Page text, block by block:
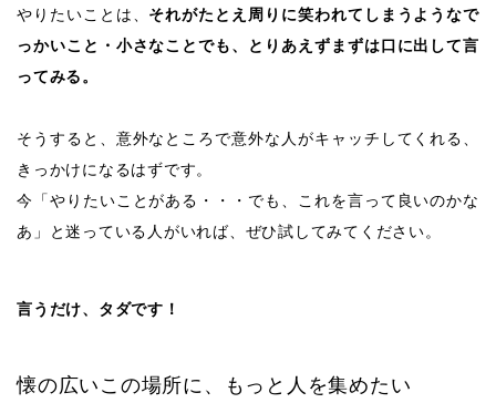
やりたいことは、 それがたとえ周りに笑われてしまうようなで
っかいこと・小さなことでも、とりあえずまずは口に出して言
ってみる。
そうすると、意外なところで意外な人がキャッチしてくれる、
きっかけになるはずです。
今「やりたいことがある・・・でも、これを言って良いのかな
あ」と迷っている人がいれば、ぜひ試してみてください。
言うだけ、タダです！
懐の広いこの場所に、もっと人を集めたい